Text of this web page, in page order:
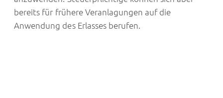
bereits für frühere Veranlagungen auf die
Anwendung des Erlasses berufen.